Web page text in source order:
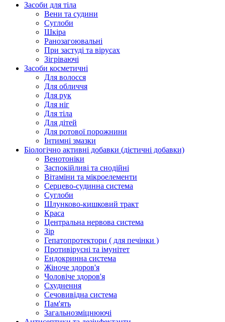
Засоби для тіла
Вени та судини
Суглоби
Шкіра
Ранозагоювальні
При застуді та вірусах
Зігріваючі
Засоби косметичні
Для волосся
Для обличчя
Для рук
Для ніг
Для тіла
Для дітей
Для ротової порожнини
Інтимні змазки
Біологічно активні добавки (дієтичні добавки)
Венотоніки
Заспокійливі та снодійні
Вітаміни та мікроелементи
Серцево-судинна система
Суглоби
Шлунково-кишковий тракт
Краса
Центральна нервова система
Зір
Гепатопротектори ( для печінки )
Противірусні та імунітет
Ендокринна система
Жіноче здоров'я
Чоловіче здоров'я
Схуднення
Сечовивідна система
Пам'ять
Загальнозміцнюючі